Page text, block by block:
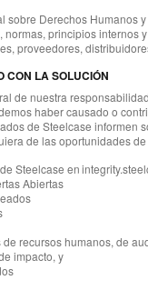
sobre Derechos Humanos
principios internos
proveedores,
CON LA SOLUCIÓN
de nuestra
haber causado o
de Steelcase informen
de las oportunidades
Steelcase en
Abiertas
recursos humanos, de
impacto, y